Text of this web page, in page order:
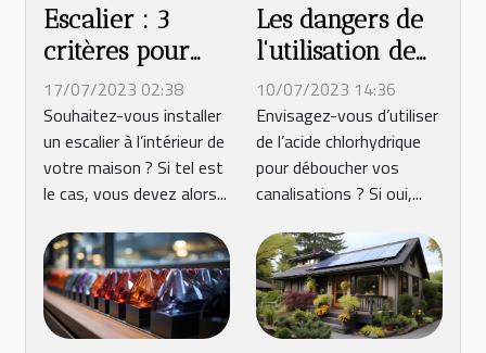
Escalier : 3
critères pour
faire de bon
choix
17/07/2023 02:38
Souhaitez-vous installer
un escalier à l’intérieur de
votre maison ? Si tel est
le cas, vous devez alors...
Les dangers de
l'utilisation de
l'acide
chlorhydrique
pour déboucher
les canalisations
10/07/2023 14:36
Envisagez-vous d’utiliser
de l’acide chlorhydrique
pour déboucher vos
canalisations ? Si oui,...